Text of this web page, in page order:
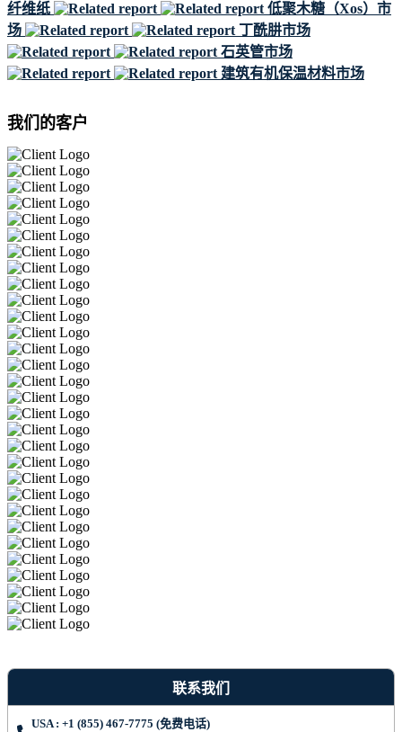
纤维纸
低聚木糖（Xos）市
场
丁酰肼市场
石英管市场
建筑有机保温材料市场
我们的客户
联系我们
USA : +1 (855) 467-7775 (免费电话)